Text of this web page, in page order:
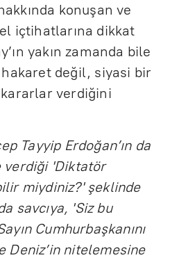
konuşan ve
içtihatlarına dikkat
yakın zamanda bile
değil, siyasi bir
verdiğini
Tayyip Erdoğan’ın da
verdiği 'Diktatör
miydiniz?' şeklinde
savcıya, 'Siz bu
Cumhurbaşkanını
Deniz’in nitelemesine